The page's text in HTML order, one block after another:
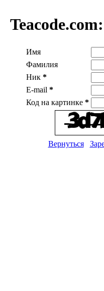
Teacode.com:
Имя
Фамилия
Ник *
E-mail *
Код на картинке *
Вернуться